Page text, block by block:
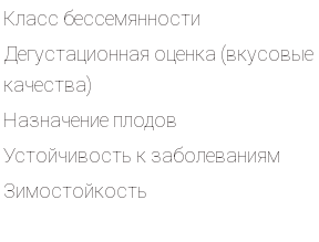
Класс бессемянности
Дегустационная оценка (вкусовые
качества)
Назначение плодов
Устойчивость к заболеваниям
Зимостойкость